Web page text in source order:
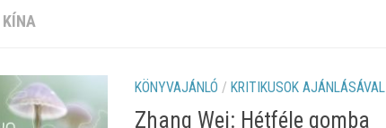
KÍNA
KÖNYVAJÁNLÓ / KRITIKUSOK AJÁNLÁSÁVAL
Zhang Wei: Hétféle gomba